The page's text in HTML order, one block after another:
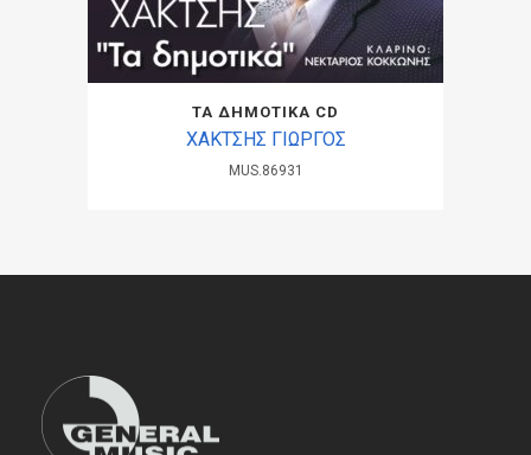
ΤΑ ΔΗΜΟΤΙΚΑ CD
ΧΑΚΤΣΗΣ ΓΙΩΡΓΟΣ
MUS.86931